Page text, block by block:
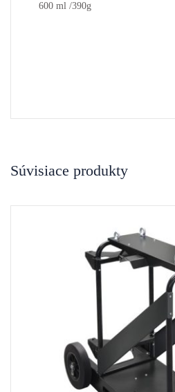
600 ml /390g
Súvisiace produkty